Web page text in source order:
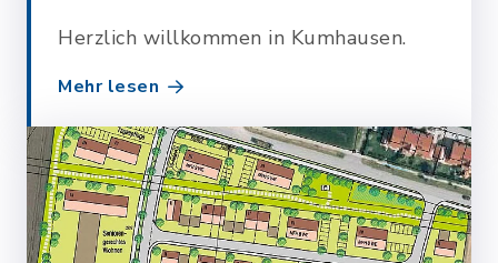
Herzlich willkommen in Kumhausen.
Mehr lesen